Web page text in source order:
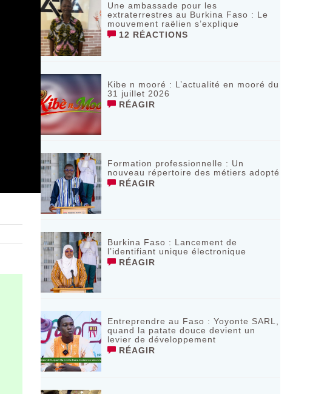
Une ambassade pour les
extraterrestres au Burkina Faso : Le
mouvement raëlien s’explique
12 RÉACTIONS
Kibe n mooré : L’actualité en mooré du
31 juillet 2026
RÉAGIR
Formation professionnelle : Un
nouveau répertoire des métiers adopté
RÉAGIR
Burkina Faso : Lancement de
l’identifiant unique électronique
RÉAGIR
Entreprendre au Faso : Yoyonte SARL,
quand la patate douce devient un
levier de développement
RÉAGIR